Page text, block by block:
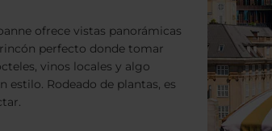
ofrece vistas panorámicas
perfecto donde tomar
vinos locales y algo
Rodeado de plantas, es